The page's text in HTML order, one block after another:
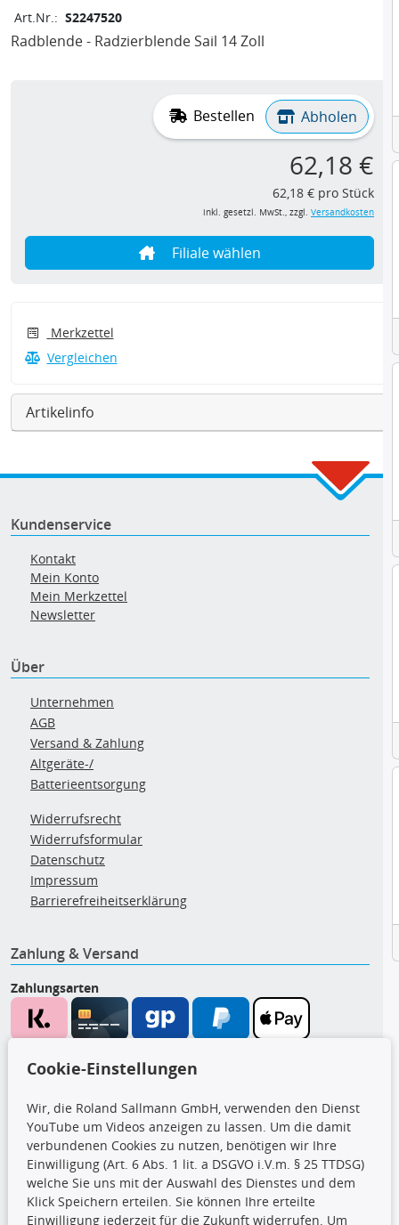
Art.Nr.: S2247520
Radblende - Radzierblende Sail 14 Zoll
Bestellen Abholen
62,18 €
62,18 € pro Stück
inkl. gesetzl. MwSt., zzgl. Versandkosten
Filiale wählen
Merkzettel
Vergleichen
Artikelinfo
Kundenservice
Kontakt
Mein Konto
Mein Merkzettel
Newsletter
Über
Unternehmen
AGB
Versand & Zahlung
Altgeräte-/
Batterieentsorgung
Widerrufsrecht
Widerrufsformular
Datenschutz
Impressum
Barrierefreiheitserklärung
Zahlung & Versand
Zahlungsarten
CARAT Gruppe
Cookie-Einstellungen
Wir, die Roland Sallmann GmbH, verwenden den Dienst
YouTube um Videos anzeigen zu lassen. Um die damit
verbundenen Cookies zu nutzen, benötigen wir Ihre
Einwilligung (Art. 6 Abs. 1 lit. a DSGVO i.V.m. § 25 TTDSG)
welche Sie uns mit der Auswahl des Dienstes und dem
Klick Speichern erteilen. Sie können Ihre erteilte
Einwilligung jederzeit für die Zukunft widerrufen. Um